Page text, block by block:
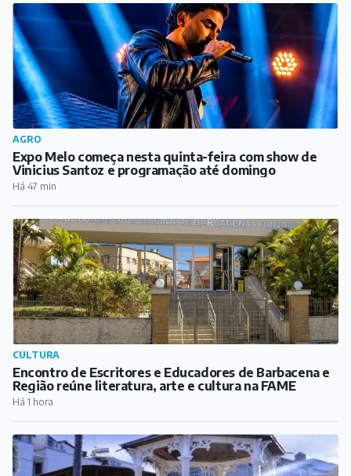
AGRO
Expo Melo começa nesta quinta-feira com show de
Vinicius Santoz e programação até domingo
Há 47 min
CULTURA
Encontro de Escritores e Educadores de Barbacena e
Região reúne literatura, arte e cultura na FAME
Há 1 hora